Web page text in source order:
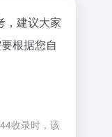
，建议大家
根据您自
收录时，该